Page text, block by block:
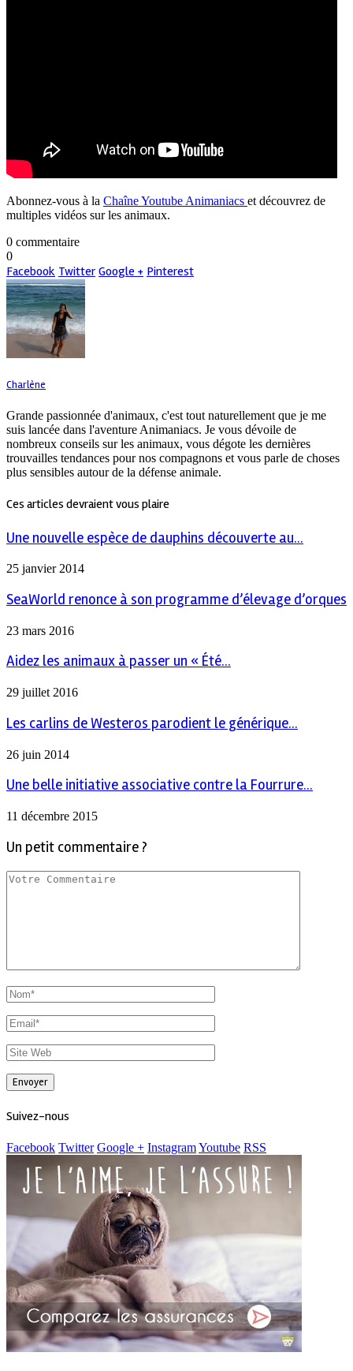
Abonnez-vous à la Chaîne Youtube Animaniacs et découvrez de
multiples vidéos sur les animaux.
0 commentaire
0
Facebook Twitter Google + Pinterest
Charlène
Grande passionnée d'animaux, c'est tout naturellement que je me
suis lancée dans l'aventure Animaniacs. Je vous dévoile de
nombreux conseils sur les animaux, vous dégote les dernières
trouvailles tendances pour nos compagnons et vous parle de choses
plus sensibles autour de la défense animale.
Ces articles devraient vous plaire
Une nouvelle espèce de dauphins découverte au...
25 janvier 2014
SeaWorld renonce à son programme d’élevage d’orques
23 mars 2016
Aidez les animaux à passer un « Été...
29 juillet 2016
Les carlins de Westeros parodient le générique...
26 juin 2014
Une belle initiative associative contre la Fourrure...
11 décembre 2015
Un petit commentaire ?
Suivez-nous
Facebook Twitter Google + InstagramYoutube RSS